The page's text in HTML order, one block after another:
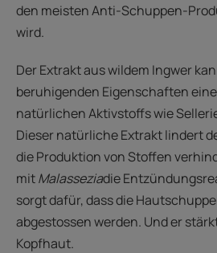
den meisten Anti-Schuppen-
wird.
Der Extrakt aus wildem Ingwer
beruhigenden Eigenschaften
natürlichen Aktivstoffs wie
Dieser natürliche Extrakt lindert
die Produktion von Stoffen
mitMalasseziadie
sorgt dafür, dass die
abgestossen werden. Und er
Kopfhaut.